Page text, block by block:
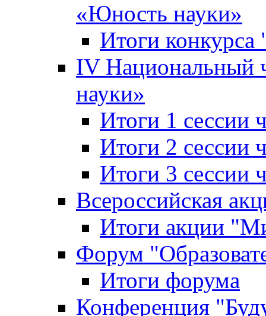
«Юность науки»
Итоги
IV
науки»
Итоги 1 сессии
Итоги 2 сессии
Итоги 3 сессии
Всероссийская
Итоги акции
Форум
Итоги форума
Конференция